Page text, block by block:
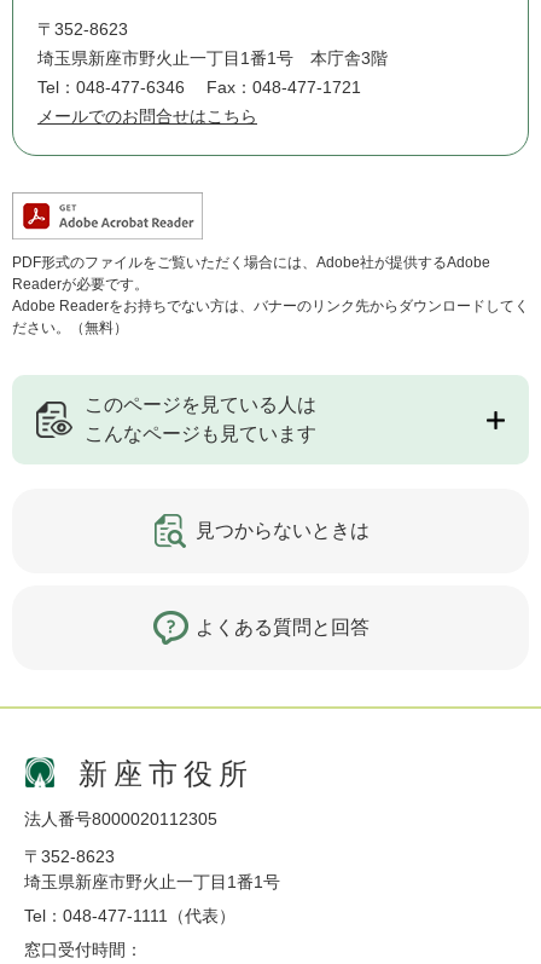
〒352-8623
埼玉県新座市野火止一丁目1番1号 本庁舎3階
Tel：048-477-6346
Fax：048-477-1721
メールでのお問合せはこちら
PDF形式のファイルをご覧いただく場合には、Adobe社が提供するAdobe
Readerが必要です。
Adobe Readerをお持ちでない方は、バナーのリンク先からダウンロードしてく
ださい。（無料）
このページを見ている人は
こんなページも見ています
見つからないときは
よくある質問と回答
新座市役所
法人番号8000020112305
〒352-8623
埼玉県新座市野火止一丁目1番1号
Tel：048-477-1111（代表）
窓口受付時間：